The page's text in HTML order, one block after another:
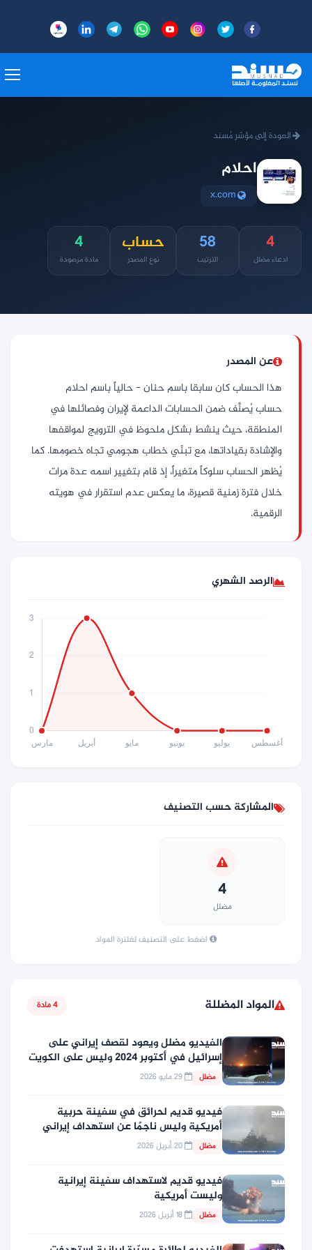
العودة إلى مؤشر مُسند
احلام
x.com
4
ادعاء مضلل
58
الترتيب
حساب
نوع المصدر
4
مادة مرصودة
عن المصدر
هذا الحساب كان سابقا باسم حنان - حالياً باسم احلام
حساب يُصنَّف ضمن الحسابات الداعمة لإيران وفصائلها في
المنطقة، حيث ينشط بشكل ملحوظ في الترويج لمواقفها
والإشادة بقياداتها، مع تبنّي خطاب هجومي تجاه خصومها. كما
يُظهر الحساب سلوكاً متغيراً، إذ قام بتغيير اسمه عدة مرات
خلال فترة زمنية قصيرة، ما يعكس عدم استقرار في هويته
الرقمية.
الرصد الشهري
المشاركة حسب التصنيف
4
مضلل
اضغط على التصنيف لفلترة المواد
المواد المضللة 4 مادة
الفيديو مضلل ويعود لقصف إيراني على
إسرائيل في أكتوبر 2024 وليس على الكويت
مضلل
فيديو قديم لحرائق في سفينة حربية
أمريكية وليس ناجمًا عن استهداف إيراني
مضلل
فيديو قديم لاستهداف سفينة إيرانية
وليست أمريكية
مضلل